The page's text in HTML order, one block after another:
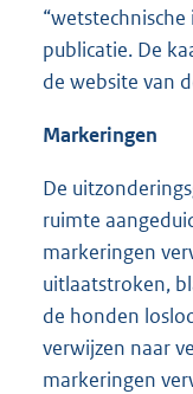
publicatie. De
de website van
Markeringen
De
ruimte
markeringen
uitlaatstroken,
de honden
verwijzen naar
markeringen